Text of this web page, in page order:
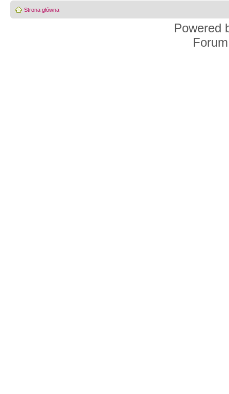
Strona główna
Powered